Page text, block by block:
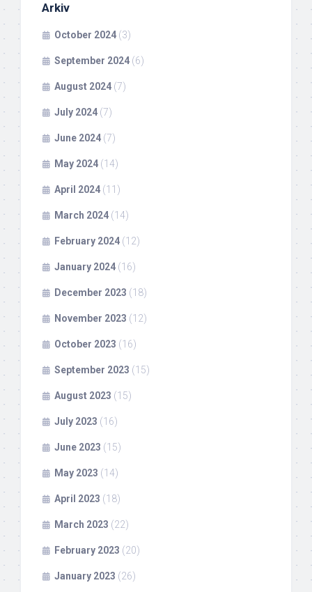
Arkiv
October 2024 (3)
September 2024 (6)
August 2024 (7)
July 2024 (7)
June 2024 (7)
May 2024 (14)
April 2024 (11)
March 2024 (14)
February 2024 (12)
January 2024 (16)
December 2023 (18)
November 2023 (12)
October 2023 (16)
September 2023 (15)
August 2023 (15)
July 2023 (16)
June 2023 (15)
May 2023 (14)
April 2023 (18)
March 2023 (22)
February 2023 (20)
January 2023 (26)